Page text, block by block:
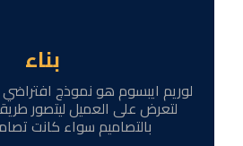
بناء
لوريم ايبسوم هو نموذج
لتعرض على العميل ليتصور
بالتصاميم سواء كانت